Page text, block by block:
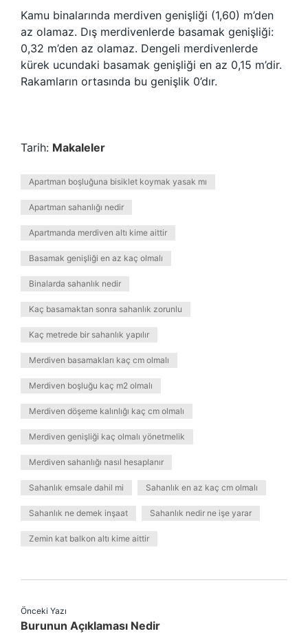
Kamu binalarında merdiven genişliği (1,60) m’den
az olamaz. Dış merdivenlerde basamak genişliği:
0,32 m’den az olamaz. Dengeli merdivenlerde
kürek ucundaki basamak genişliği en az 0,15 m’dir.
Rakamların ortasında bu genişlik 0’dır.
Tarih: Makaleler
Apartman boşluğuna bisiklet koymak yasak mı
Apartman sahanlığı nedir
Apartmanda merdiven altı kime aittir
Basamak genişliği en az kaç olmalı
Binalarda sahanlık nedir
Kaç basamaktan sonra sahanlık zorunlu
Kaç metrede bir sahanlık yapılır
Merdiven basamakları kaç cm olmalı
Merdiven boşluğu kaç m2 olmalı
Merdiven döşeme kalınlığı kaç cm olmalı
Merdiven genişliği kaç olmalı yönetmelik
Merdiven sahanlığı nasıl hesaplanır
Sahanlık emsale dahil mi Sahanlık en az kaç cm olmalı
Sahanlık ne demek inşaat Sahanlık nedir ne işe yarar
Zemin kat balkon altı kime aittir
Önceki Yazı
Burunun Açıklaması Nedir